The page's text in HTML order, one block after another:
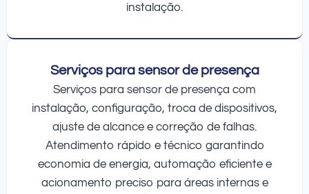
instalação.
Serviços para sensor de presença
Serviços para sensor de presença com
instalação, configuração, troca de dispositivos,
ajuste de alcance e correção de falhas.
Atendimento rápido e técnico garantindo
economia de energia, automação eficiente e
acionamento preciso para áreas internas e